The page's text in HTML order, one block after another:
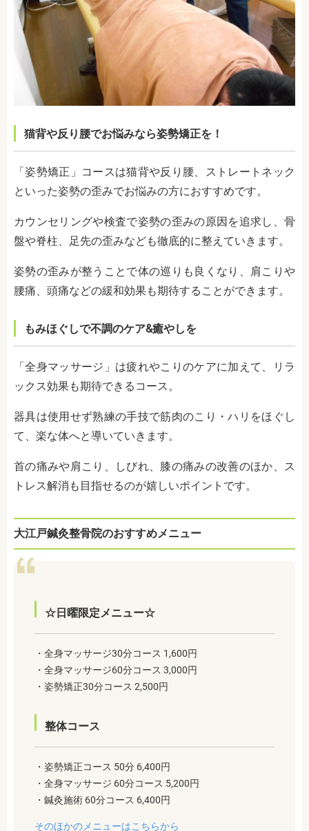
猫背や反り腰でお悩みなら姿勢矯正を！
「姿勢矯正」コースは猫背や反り腰、ストレートネック
といった姿勢の歪みでお悩みの方におすすめです。
カウンセリングや検査で姿勢の歪みの原因を追求し、骨
盤や脊柱、足先の歪みなども徹底的に整えていきます。
姿勢の歪みが整うことで体の巡りも良くなり、肩こりや
腰痛、頭痛などの緩和効果も期待することができます。
もみほぐしで不調のケア&癒やしを
「全身マッサージ」は疲れやこりのケアに加えて、リラ
ックス効果も期待できるコース。
器具は使用せず熟練の手技で筋肉のこり・ハリをほぐし
て、楽な体へと導いていきます。
首の痛みや肩こり、しびれ、膝の痛みの改善のほか、ス
トレス解消も目指せるのが嬉しいポイントです。
大江戸鍼灸整骨院のおすすめメニュー
☆日曜限定メニュー☆
・全身マッサージ30分コース 1,600円
・全身マッサージ60分コース 3,000円
・姿勢矯正30分コース 2,500円
整体コース
・姿勢矯正コース 50分 6,400円
・全身マッサージ 60分コース 5,200円
・鍼灸施術 60分コース 6,400円
そのほかのメニューはこちらから